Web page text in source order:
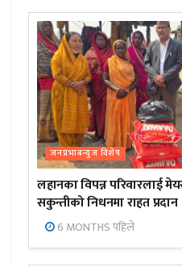
जनप्रभाबन्युज विशेष
लहानका विपन्न परिवारलाई
सकुन्तीको निधनमा राहत प्रदान
6 MONTHS पहिले